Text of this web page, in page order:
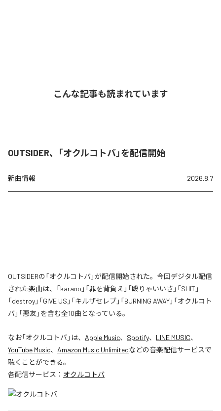
こんな記事も読まれています
OUTSIDER、「オクルコトバ」を配信開始
新曲情報 2026.8.7
OUTSIDERの「オクルコトバ」が配信開始された。今回デジタル配信
された楽曲は、「karano」「罪を背負え」「殴りゃいいさ」「SHIT」
「destroy」「GIVE US」「キルザセレブ」「BURNING AWAY」「オクルコト
バ」「悪友」を含む全10曲となっている。
なお「オクルコトバ」は、 Apple Music、 Spotify、 LINE MUSIC、
YouTube Music、 Amazon Music Unlimitedなどの音楽配信サービスで
聴くことができる。
各配信サービス： オクルコトバ